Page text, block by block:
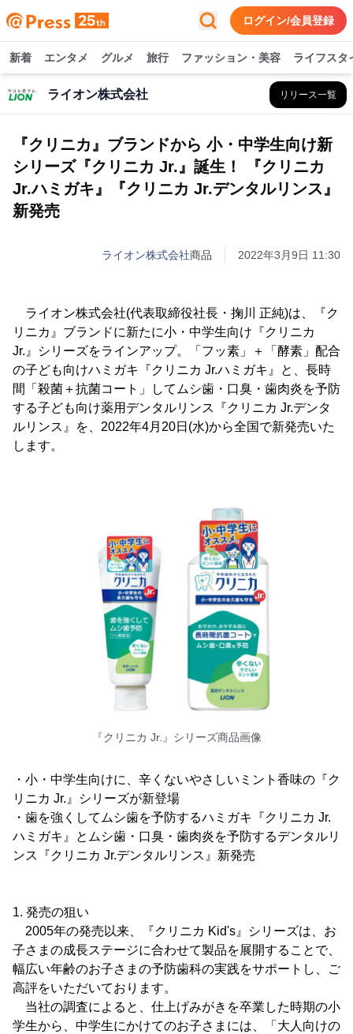
ログイン/会員登録
新着 エンタメ グルメ 旅行 ファッション・美容 ライフスタ
ライオン株式会社 リリース一覧
『クリニカ』ブランドから 小・中学生向け新
シリーズ『クリニカ Jr.』誕生！ 『クリニカ
Jr.ハミガキ』『クリニカ Jr.デンタルリンス』
新発売
ライオン株式会社商品 2022年3月9日 11:30
ライオン株式会社(代表取締役社長・掬川 正純)は、『ク
リニカ』ブランドに新たに小・中学生向け『クリニカ
Jr.』シリーズをラインアップ。「フッ素」＋「酵素」配合
の子ども向けハミガキ『クリニカ Jr.ハミガキ』と、長時
間「殺菌＋抗菌コート」してムシ歯・口臭・歯肉炎を予防
する子ども向け薬用デンタルリンス『クリニカ Jr.デンタ
ルリンス』を、2022年4月20日(水)から全国で新発売いた
します。
『クリニカ Jr.』シリーズ商品画像
・小・中学生向けに、辛くないやさしいミント香味の『ク
リニカ Jr.』シリーズが新登場
・歯を強くしてムシ歯を予防するハミガキ『クリニカ Jr.
ハミガキ』とムシ歯・口臭・歯肉炎を予防するデンタルリ
ンス『クリニカ Jr.デンタルリンス』新発売
1. 発売の狙い
2005年の発売以来、『クリニカ Kid's』シリーズは、お
子さまの成長ステージに合わせて製品を展開することで、
幅広い年齢のお子さまの予防歯科の実践をサポートし、ご
高評をいただいております。
当社の調査によると、仕上げみがきを卒業した時期の小
学生から、中学生にかけてのお子さまには、「大人向けの